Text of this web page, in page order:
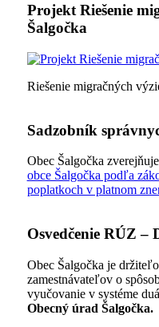
Projekt Riešenie
Šalgočka
Riešenie migračných
Sadzobník
Obec Šalgočka zverejňuje
obce Šalgočka podľa
poplatkoch v platnom
Osvedčenie RÚZ –
Obec Šalgočka je
zamestnávateľov o
vyučovanie v systéme
Obecný úrad Šalgočka.